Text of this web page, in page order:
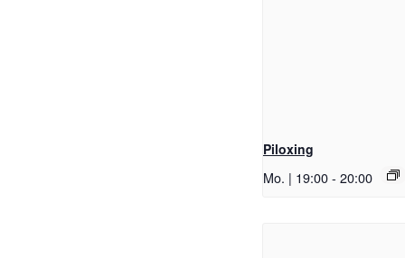
Piloxing
Mo. | 19:00- 20:00